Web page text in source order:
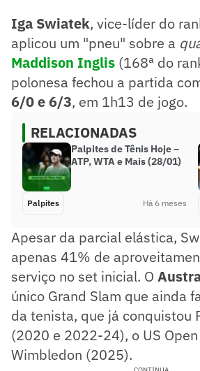
Iga Swiatek, vice-líder do
aplicou um "pneu" sobre a
Maddison Inglis (168ª do
polonesa fechou a partida
6/0 e 6/3, em 1h13 de jogo.
RELACIONADAS
Palpites de Tênis Hoje –
ATP, WTA e Mais (28/01)
Palpites Há 6 meses
Apesar da parcial elástica,
apenas 41% de
serviço no set inicial. O
único Grand Slam que ainda
da tenista, que já conquistou
(2020 e 2022-24), o US
Wimbledon (2025).